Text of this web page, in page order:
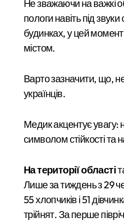
Ракетний
Сучасні
Виявлено
У
«Метро не
Розвиток
Не зважаючи на важкі
пологи навіть під
будинках, у цей
містом.
Варто зазначити, що,
українців.
Медик акцентує увагу:
символом стійкості та
На території області
Лише за тиждень з 29
55 хлопчиків і 51
трійнят. За перше
пів